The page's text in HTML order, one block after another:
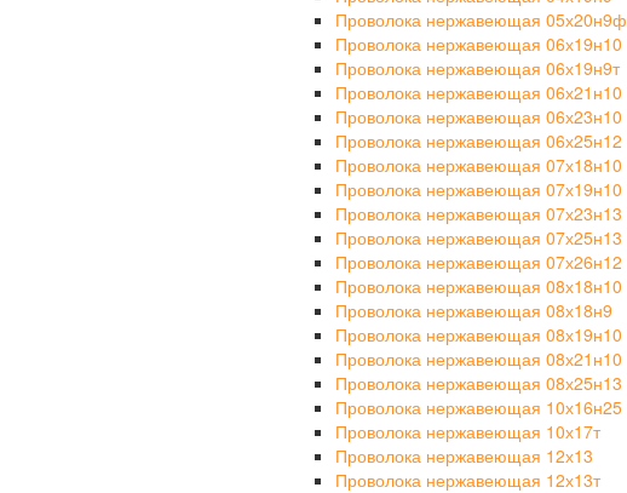
Проволока нержавеющая 05х20н9ф
Проволока нержавеющая 06х19н10
Проволока нержавеющая 06х19н9т
Проволока нержавеющая 06х21н10
Проволока нержавеющая 06х23н10
Проволока нержавеющая 06х25н12
Проволока нержавеющая 07х18н10
Проволока нержавеющая 07х19н10
Проволока нержавеющая 07х23н13
Проволока нержавеющая 07х25н13
Проволока нержавеющая 07х26н12
Проволока нержавеющая 08х18н10
Проволока нержавеющая 08х18н9
Проволока нержавеющая 08х19н10
Проволока нержавеющая 08х21н10
Проволока нержавеющая 08х25н13
Проволока нержавеющая 10х16н25
Проволока нержавеющая 10х17т
Проволока нержавеющая 12х13
Проволока нержавеющая 12х13т